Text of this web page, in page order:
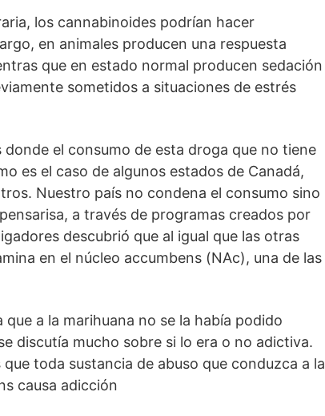
los cannabinoides podrían hacer
en animales producen una respuesta
que en estado normal producen sedación
sometidos a situaciones de estrés
el consumo de esta droga que no tiene
es el caso de algunos estados de Canadá,
Nuestro país no condena el consumo sino
a través de programas creados por
descubrió que al igual que las otras
en el núcleo accumbens (NAc), una de las
a la marihuana no se la había podido
discutía mucho sobre si lo era o no adictiva.
toda sustancia de abuso que conduzca a la
causa adicción